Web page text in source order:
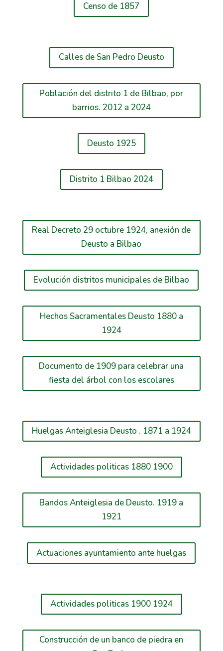
Censo de 1857
Calles de San Pedro Deusto
Población del distrito 1 de Bilbao, por
barrios. 2012 a 2024
Deusto 1925
Distrito 1 Bilbao 2024
Real Decreto 29 octubre 1924, anexión de
Deusto a Bilbao
Evolución distritos municipales de Bilbao
Hechos Sacramentales Deusto 1880 a
1924
Documento de 1909 para celebrar una
fiesta del árbol con los escolares
Huelgas Anteiglesia Deusto . 1871 a 1924
Actividades politicas 1880 1900
Bandos Anteiglesia de Deusto. 1919 a
1921
Actuaciones ayuntamiento ante huelgas
Actividades politicas 1900 1924
Construcción de un banco de piedra en